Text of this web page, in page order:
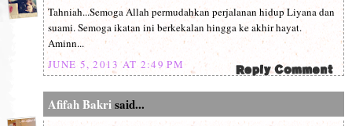
Tahniah...Semoga Allah permudahkan perjalanan hidup Liyana dan
suami. Semoga ikatan ini berkekalan hingga ke akhir hayat.
Aminn...
JUNE 5, 2013 AT 2:49 PM
Afifah Bakrisaid...